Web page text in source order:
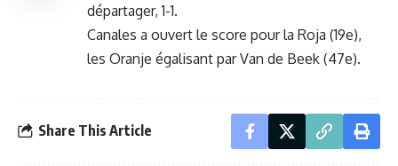
départager, 1-1.
Canales a ouvert le score pour la Roja (19e),
les Oranje égalisant par Van de Beek (47e).
Share This Article